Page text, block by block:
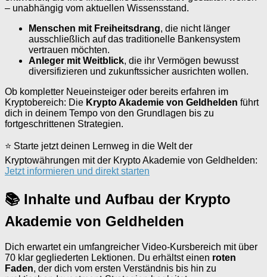
– unabhängig vom aktuellen Wissensstand.
Menschen mit Freiheitsdrang, die nicht länger
ausschließlich auf das traditionelle Bankensystem
vertrauen möchten.
Anleger mit Weitblick, die ihr Vermögen bewusst
diversifizieren und zukunftssicher ausrichten wollen.
Ob kompletter Neueinsteiger oder bereits erfahren im
Kryptobereich: Die Krypto Akademie von Geldhelden führt
dich in deinem Tempo von den Grundlagen bis zu
fortgeschrittenen Strategien.
⭐ Starte jetzt deinen Lernweg in die Welt der
Kryptowährungen mit der Krypto Akademie von Geldhelden:
Jetzt informieren und direkt starten
📚 Inhalte und Aufbau der Krypto
Akademie von Geldhelden
Dich erwartet ein umfangreicher Video-Kursbereich mit über
70 klar gegliederten Lektionen. Du erhältst einen roten
Faden, der dich vom ersten Verständnis bis hin zu